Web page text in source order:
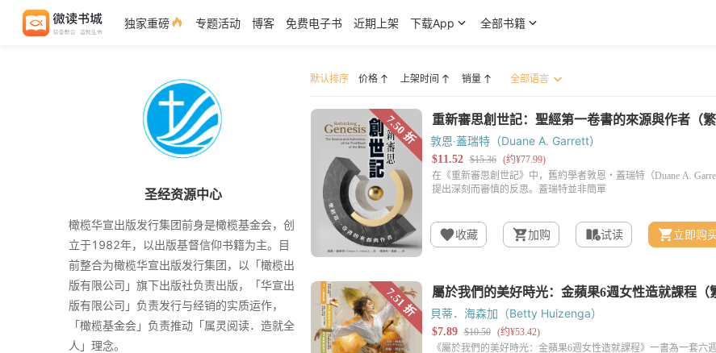
独家重磅 专题活动 博客 免费电子书 近期上架 下载App 全部书籍
圣经资源中心
橄榄华宣出版发行集团前身是橄榄基金会，创
立于1982年，以出版基督信仰书籍为主。目
前整合为橄榄华宣出版发行集团，以「橄榄出
版有限公司」旗下出版社负责出版，「华宣出
版有限公司」负责发行与经销的实质运作，
「橄榄基金会」负责推动「属灵阅读．造就全
人」理念。
默认排序 价格 上架时间 销量
敦恩‧蓋瑞特（Duane A. Garrett）
收藏 加购 试读 立即购
貝蒂．海森加（Betty Huizenga）